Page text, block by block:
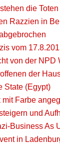
die
Razzien in
vom
von der NPD
der
State (Egypt)
Farbe
und
Business As
in